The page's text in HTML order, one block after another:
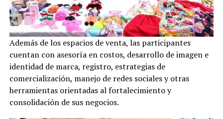
Además de los espacios de venta, las participantes
cuentan con asesoría en costos, desarrollo de imagen e
identidad de marca, registro, estrategias de
comercialización, manejo de redes sociales y otras
herramientas orientadas al fortalecimiento y
consolidación de sus negocios.